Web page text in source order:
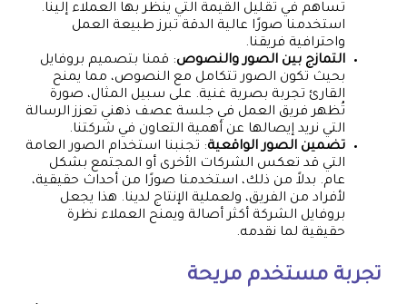
تساهم في تقليل القيمة التي ينظر بها العملاء إلينا.
استخدمنا صورًا عالية الدقة تبرز طبيعة العمل
واحترافية فريقنا.
التمازج بين الصور والنصوص: قمنا بتصميم بروفايل
بحيث تكون الصور تتكامل مع النصوص، مما يمنح
القارئ تجربة بصرية غنية. على سبيل المثال، صورة
تُظهر فريق العمل في جلسة عصف ذهني تعزز الرسالة
التي نريد إيصالها عن أهمية التعاون في شركتنا.
تضمين الصور الواقعية: تجنبنا استخدام الصور العامة
التي قد تعكس الشركات الأخرى أو المجتمع بشكل
عام. بدلاً من ذلك، استخدمنا صورًا من أحداث حقيقية،
لأفراد من الفريق، ولعملية الإنتاج لدينا. هذا يجعل
بروفايل الشركة أكثر أصالة ويمنح العملاء نظرة
حقيقية لما نقدمه.
تجربة مستخدم مريحة